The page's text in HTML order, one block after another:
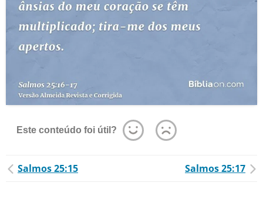
Este conteúdo foi útil?
Salmos 25:15 Salmos 25:17